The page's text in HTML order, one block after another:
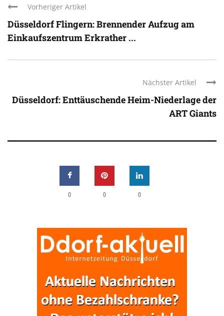
Vorheriger Artikel
Düsseldorf Flingern: Brennender Aufzug am
Einkaufszentrum Erkrather ...
Nächster Artikel
Düsseldorf: Enttäuschende Heim-Niederlage der
ART Giants
0 0 0